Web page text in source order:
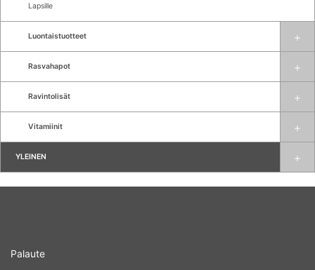
Lapsille
Luontaistuotteet
Rasvahapot
Ravintolisät
Vitamiinit
YLEINEN
Palaute